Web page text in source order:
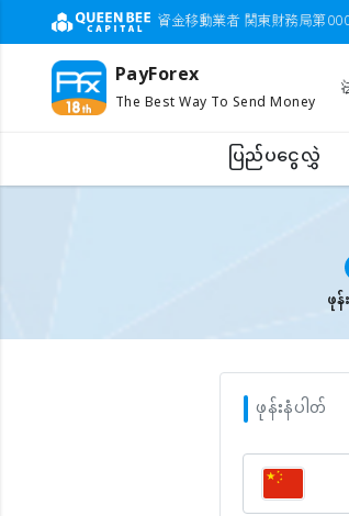
資金移動業者 関東財務局第
PayForex
The Best Way To Send Money
ပြည်ပငွေလွှဲ
မိုဘိုင်းနံပါတ် ဖြည့်ပါ
ဖု
ဖုန်းနံပါတ်